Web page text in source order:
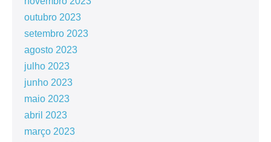
outubro 2023
setembro 2023
agosto 2023
julho 2023
junho 2023
maio 2023
abril 2023
março 2023